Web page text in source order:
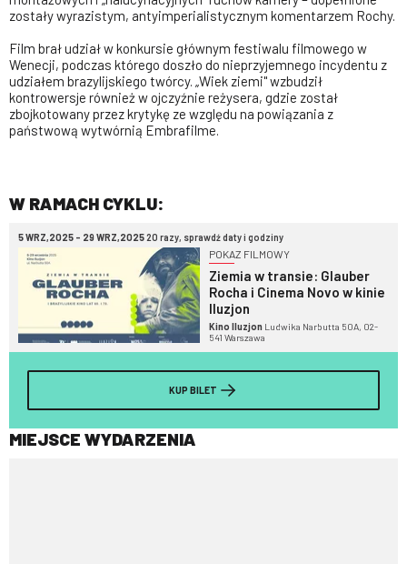
zostały wyrazistym, antyimperialistycznym komentarzem Rochy.
Film brał udział w konkursie głównym festiwalu filmowego w
Wenecji, podczas którego doszło do nieprzyjemnego incydentu z
udziałem brazylijskiego twórcy. „Wiek ziemi" wzbudził
kontrowersje również w ojczyźnie reżysera, gdzie został
zbojkotowany przez krytykę ze względu na powiązania z
państwową wytwórnią Embrafilme.
W RAMACH CYKLU:
5 WRZ,2025 - 29 WRZ,202520 razy, sprawdź daty i godziny
POKAZ FILMOWY
Ziemia w transie: Glauber
Rocha i Cinema Novo w kinie
Iluzjon
Kino Iluzjon Ludwika Narbutta 50A, 02-
541 Warszawa
KUP BILET
MIEJSCE WYDARZENIA